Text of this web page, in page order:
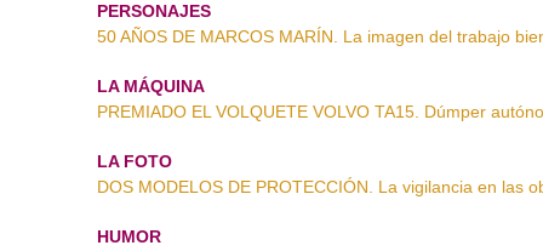
PERSONAJES
50 AÑOS DE MARCOS MARÍN. La imagen del trabajo
LA MÁQUINA
PREMIADO EL VOLQUETE VOLVO TA15. Dúmper
LA FOTO
DOS MODELOS DE PROTECCIÓN. La vigilancia en las
HUMOR